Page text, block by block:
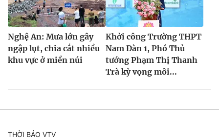
Nghệ An: Mưa lớn gây
ngập lụt, chia cắt nhiều
khu vực ở miền núi
Khởi công Trường THPT
Nam Đàn 1, Phó Thủ
tướng Phạm Thị Thanh
Trà kỳ vọng môi...
THỜI BÁO VTV